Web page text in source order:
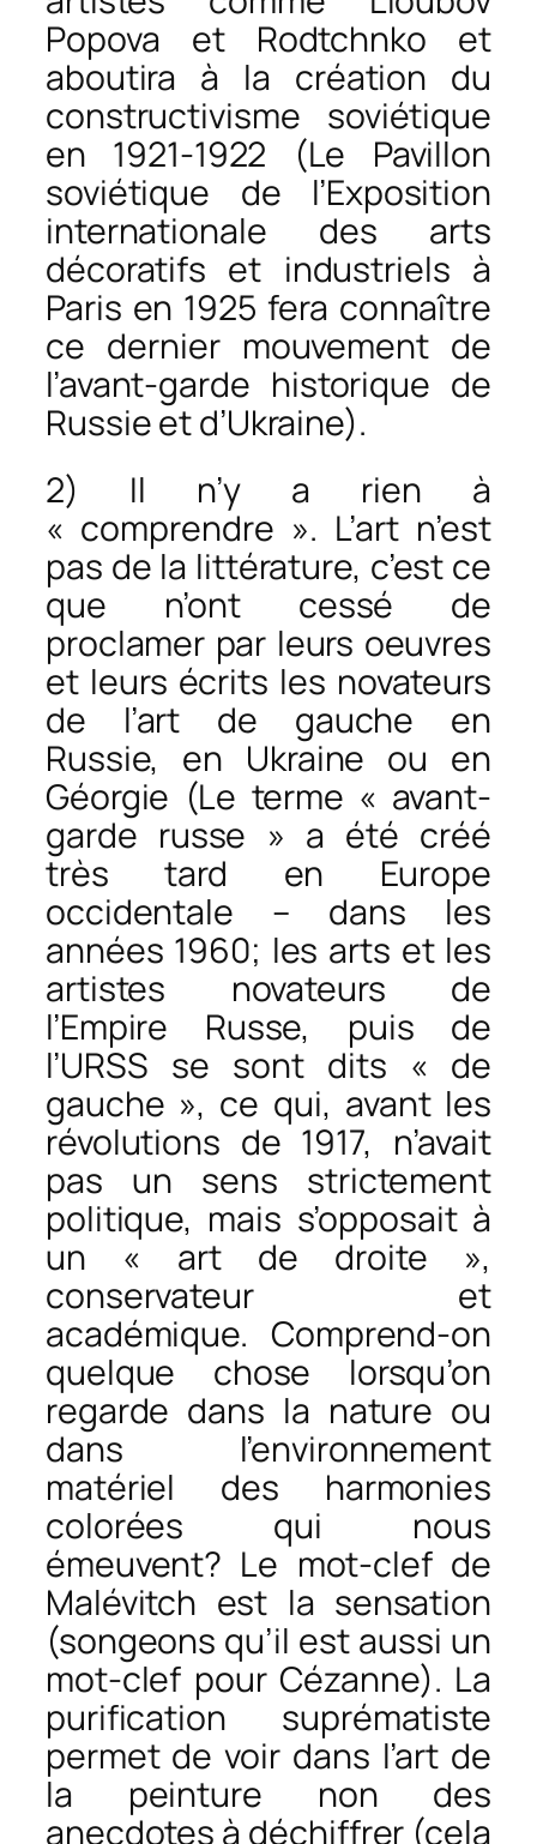
Popova et Rodtchnko et
aboutira à la création du
constructivisme soviétique
en 1921-1922 (Le Pavillon
soviétique de l’Exposition
internationale des arts
décoratifs et industriels à
Paris en 1925 fera connaître
ce dernier mouvement de
l’avant-garde historique de
Russie et d’Ukraine).
2) Il n’y a rien à
« comprendre ». L’art n’est
pas de la littérature, c’est ce
que n’ont cessé de
proclamer par leurs oeuvres
et leurs écrits les novateurs
de l’art de gauche en
Russie, en Ukraine ou en
Géorgie (Le terme « avant-
garde russe » a été créé
très tard en Europe
occidentale – dans les
années 1960; les arts et les
artistes novateurs de
l’Empire Russe, puis de
l’URSS se sont dits « de
gauche », ce qui, avant les
révolutions de 1917, n’avait
pas un sens strictement
politique, mais s’opposait à
un « art de droite »,
conservateur et
académique. Comprend-on
quelque chose lorsqu’on
regarde dans la nature ou
dans l’environnement
matériel des harmonies
colorées qui nous
émeuvent? Le mot-clef de
Malévitch est la sensation
(songeons qu’il est aussi un
mot-clef pour Cézanne). La
purification suprématiste
permet de voir dans l’art de
la peinture non des
anecdotes à déchiffrer (cela